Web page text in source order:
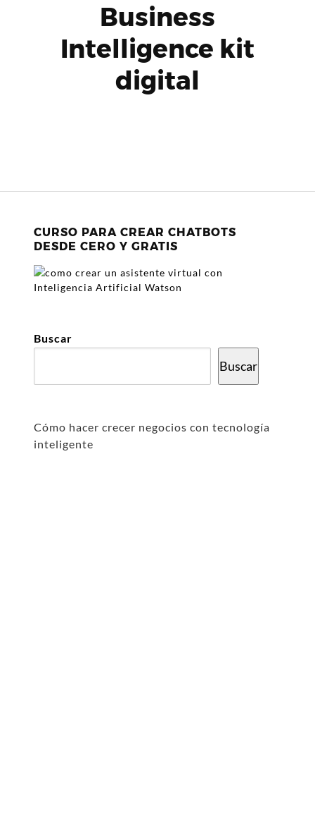
Business
Intelligence kit
digital
CURSO PARA CREAR CHATBOTS
DESDE CERO Y GRATIS
Buscar
Buscar
Cómo hacer crecer negocios con tecnología
inteligente